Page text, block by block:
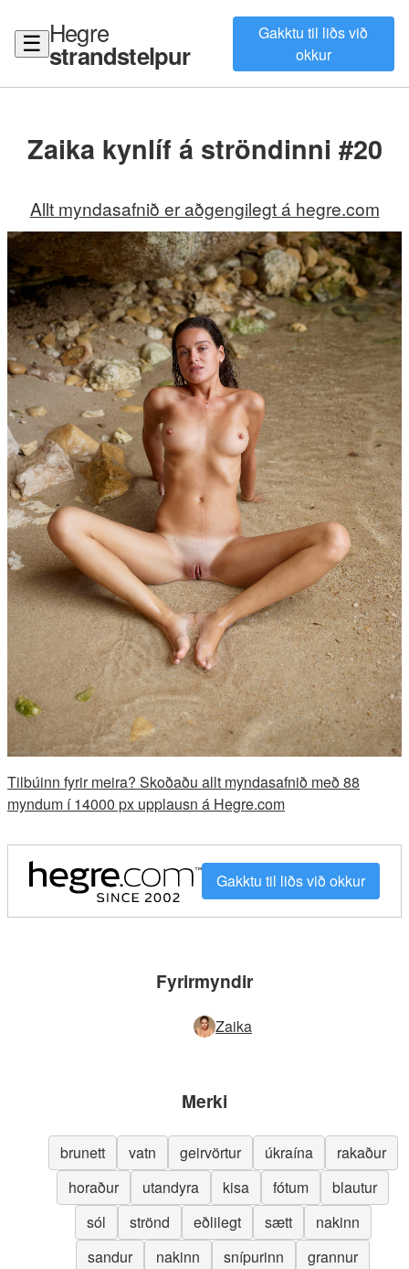
☰ Hegre
strandstelpur
Gakktu til liðs við
okkur
Zaika kynlíf á ströndinni #20
Allt myndasafnið er aðgengilegt á hegre.com
Tilbúinn fyrir meira? Skoðaðu allt myndasafnið með 88
myndum í 14000 px upplausn á Hegre.com
Gakktu til liðs við okkur
Fyrirmyndir
Zaika
Merki
brunett vatn geirvörtur úkraína
rakaður
horaður
utandyra kisa fótum
blautur
sól
strönd eðlilegt sætt
nakinn
sandur
nakinn snípurinn
grannur